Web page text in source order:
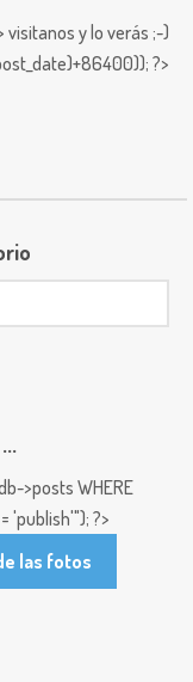
visitanos y lo verás ;-)
?>
>posts WHERE
'publish'"); ?>
las fotos